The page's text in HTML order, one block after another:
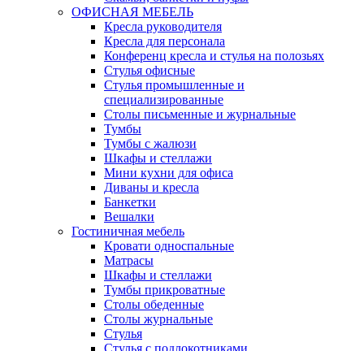
ОФИСНАЯ МЕБЕЛЬ
Кресла руководителя
Кресла для персонала
Конференц кресла и стулья на полозьях
Стулья офисные
Стулья промышленные и
специализированные
Столы письменные и журнальные
Тумбы
Тумбы с жалюзи
Шкафы и стеллажи
Мини кухни для офиса
Диваны и кресла
Банкетки
Вешалки
Гостиничная мебель
Кровати односпальные
Матрасы
Шкафы и стеллажи
Тумбы прикроватные
Столы обеденные
Столы журнальные
Стулья
Стулья с подлокотниками